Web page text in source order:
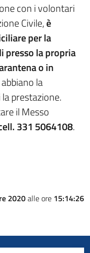
con i volontari
Civile,è
per la
presso la propria
o in
la
prestazione.
il Messo
331 5064108.
2020alle ore 15:14:26